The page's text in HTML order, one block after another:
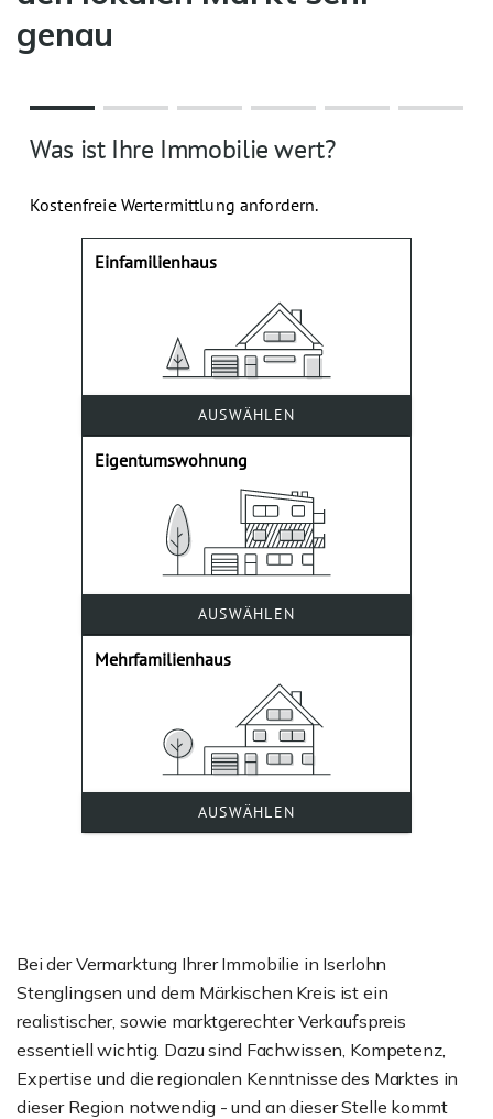
genau
Bei der Vermarktung Ihrer Immobilie in Iserlohn
Stenglingsen und dem Märkischen Kreis ist ein
realistischer, sowie marktgerechter Verkaufspreis
essentiell wichtig. Dazu sind Fachwissen, Kompetenz,
Expertise und die regionalen Kenntnisse des Marktes in
dieser Region notwendig - und an dieser Stelle kommt